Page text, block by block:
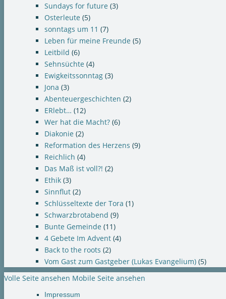
Sundays for future (3)
Osterleute (5)
sonntags um 11 (7)
Leben für meine Freunde (5)
Leitbild (6)
Sehnsüchte (4)
Ewigkeitssonntag (3)
Jona (3)
Abenteuergeschichten (2)
ERlebt… (12)
Wer hat die Macht? (6)
Diakonie (2)
Reformation des Herzens (9)
Reichlich (4)
Das Maß ist voll?! (2)
Ethik (3)
Sinnflut (2)
Schlüsseltexte der Tora (1)
Schwarzbrotabend (9)
Bunte Gemeinde (11)
4 Gebete Im Advent (4)
Back to the roots (2)
Vom Gast zum Gastgeber (Lukas Evangelium) (5)
Volle Seite ansehen Mobile Seite ansehen
Impressum